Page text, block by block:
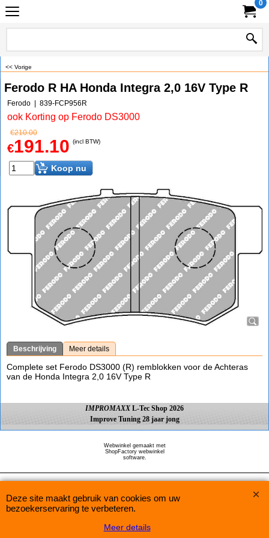
0
<< Vorige
Ferodo R HA Honda Integra 2,0 16V Type R
Ferodo 839-FCP956R
ook Korting op Ferodo DS3000
€210.00
€191.10 (incl BTW)
Koop nu
Beschrijving Meer details
Complete set Ferodo DS3000 (R) remblokken voor de Achteras
van de Honda Integra 2,0 16V Type R
IMPROMAXX L-Tec Shop 2026
Improve Tuning 28 jaar jong
Webwinkel gemaakt met
ShopFactory webwinkel
software.
Deze site maakt gebruik van cookies om uw
bezoekerservaring te verbeteren.
Meer details